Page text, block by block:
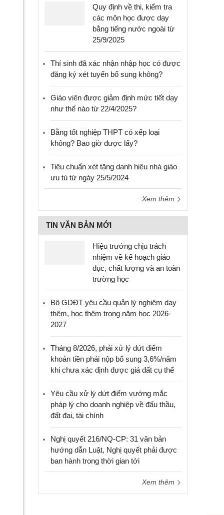
Quy định về thi, kiểm tra
các môn học được dạy
bằng tiếng nước ngoài từ
25/9/2025
Thí sinh đã xác nhận nhập học có được
đăng ký xét tuyển bổ sung không?
Giáo viên được giảm định mức tiết dạy
như thế nào từ 22/4/2025?
Bằng tốt nghiệp THPT có xếp loại
không? Bao giờ được lấy?
Tiêu chuẩn xét tặng danh hiệu nhà giáo
ưu tú từ ngày 25/5/2024
Xem thêm
TIN VĂN BẢN MỚI
Hiệu trưởng chịu trách
nhiệm về kế hoạch giáo
dục, chất lượng và an toàn
trường học
Bộ GDĐT yêu cầu quản lý nghiêm dạy
thêm, học thêm trong năm học 2026-
2027
Tháng 8/2026, phải xử lý dứt điểm
khoản tiền phải nộp bổ sung 3,6%/năm
khi chưa xác định được giá đất cụ thể
Yêu cầu xử lý dứt điểm vướng mắc
pháp lý cho doanh nghiệp về đấu thầu,
đất đai, tài chính
Nghị quyết 216/NQ-CP: 31 văn bản
hướng dẫn Luật, Nghị quyết phải được
ban hành trong thời gian tới
Xem thêm